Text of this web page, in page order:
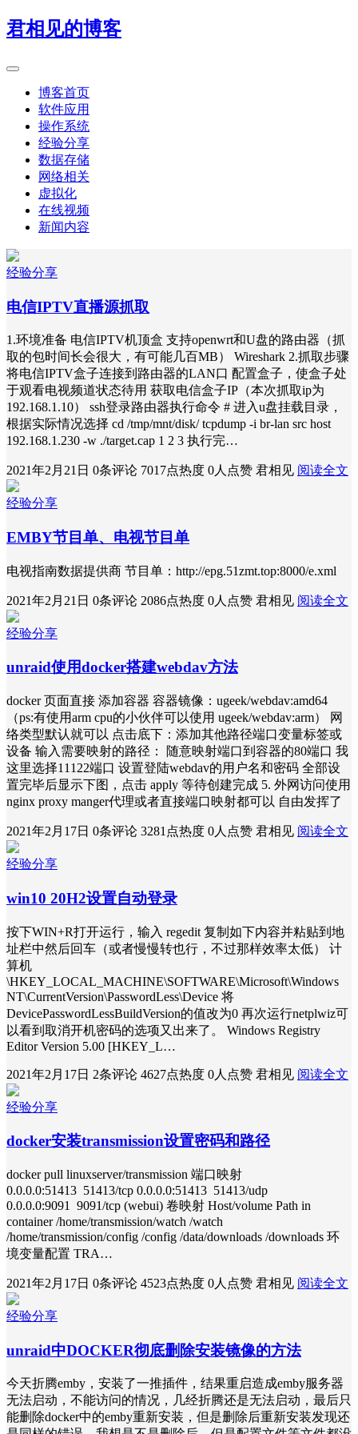
君相见的博客
博客首页
软件应用
操作系统
经验分享
数据存储
网络相关
虚拟化
在线视频
新闻内容
经验分享
电信IPTV直播源抓取
1.环境准备 电信IPTV机顶盒 支持openwrt和U盘的路由器（抓
取的包时间长会很大，有可能几百MB） Wireshark 2.抓取步骤
将电信IPTV盒子连接到路由器的LAN口 配置盒子，使盒子处
于观看电视频道状态待用 获取电信盒子IP（本次抓取ip为
192.168.1.10） ssh登录路由器执行命令 # 进入u盘挂载目录，
根据实际情况选择 cd /tmp/mnt/disk/ tcpdump -i br-lan src host
192.168.1.230 -w ./target.cap 1 2 3 执行完…
2021年2月21日 0条评论 7017点热度 0人点赞 君相见 阅读全文
经验分享
EMBY节目单、电视节目单
电视指南数据提供商 节目单：http://epg.51zmt.top:8000/e.xml
2021年2月21日 0条评论 2086点热度 0人点赞 君相见 阅读全文
经验分享
unraid使用docker搭建webdav方法
docker 页面直接 添加容器 容器镜像：ugeek/webdav:amd64
（ps:有使用arm cpu的小伙伴可以使用 ugeek/webdav:arm） 网
络类型默认就可以 点击底下：添加其他路径端口变量标签或
设备 输入需要映射的路径： 随意映射端口到容器的80端口 我
这里选择11122端口 设置登陆webdav的用户名和密码 全部设
置完毕后显示下图，点击 apply 等待创建完成 5. 外网访问使用
nginx proxy manger代理或者直接端口映射都可以 自由发挥了
2021年2月17日 0条评论 3281点热度 0人点赞 君相见 阅读全文
经验分享
win10 20H2设置自动登录
按下WIN+R打开运行，输入 regedit 复制如下内容并粘贴到地
址栏中然后回车（或者慢慢转也行，不过那样效率太低） 计
算机
\HKEY_LOCAL_MACHINE\SOFTWARE\Microsoft\Windows
NT\CurrentVersion\PasswordLess\Device 将
DevicePasswordLessBuildVersion的值改为0 再次运行netplwiz可
以看到取消开机密码的选项又出来了。 Windows Registry
Editor Version 5.00 [HKEY_L…
2021年2月17日 2条评论 4627点热度 0人点赞 君相见 阅读全文
经验分享
docker安装transmission设置密码和路径
docker pull linuxserver/transmission 端口映射
0.0.0.0:51413 51413/tcp 0.0.0.0:51413 51413/udp
0.0.0.0:9091 9091/tcp (webui) 卷映射 Host/volume Path in
container /home/transmission/watch /watch
/home/transmission/config /config /data/downloads /downloads 环
境变量配置 TRA…
2021年2月17日 0条评论 4523点热度 0人点赞 君相见 阅读全文
经验分享
unraid中DOCKER彻底删除安装镜像的方法
今天折腾emby，安装了一推插件，结果重启造成emby服务器
无法启动，不能访问的情况，几经折腾还是无法启动，最后只
能删除docker中的emby重新安装，但是删除后重新安装发现还